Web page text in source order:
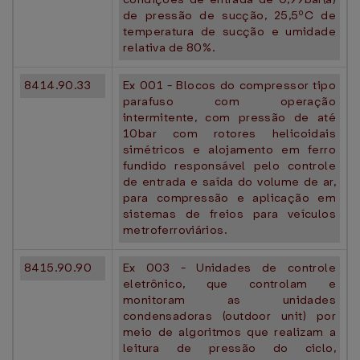
de pressão de sucção, 25,5ºC de
temperatura de sucção e umidade
relativa de 80%.
8414.90.33
Ex 001 - Blocos do compressor tipo
parafuso com operação
intermitente, com pressão de até
10bar com rotores helicoidais
simétricos e alojamento em ferro
fundido responsável pelo controle
de entrada e saída do volume de ar,
para compressão e aplicação em
sistemas de freios para veículos
metroferroviários.
8415.90.90
Ex 003 - Unidades de controle
eletrônico, que controlam e
monitoram as unidades
condensadoras (outdoor unit) por
meio de algoritmos que realizam a
leitura de pressão do ciclo,